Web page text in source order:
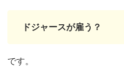
ドジャースが雇う？
です。